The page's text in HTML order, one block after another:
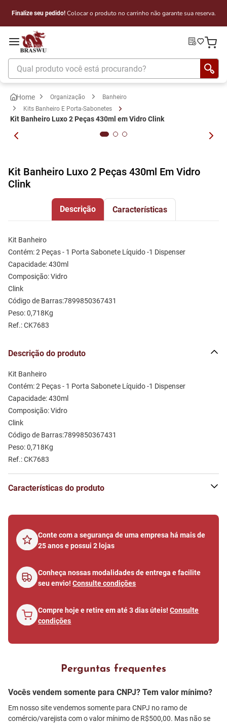
Finalize seu pedido!Colocar o produto no carrinho não garante sua reserva.
Qual produto você está procurando?
Organização
Banheiro
Kits Banheiro E Porta-Sabonetes
Kit Banheiro Luxo 2 Peças 430ml em Vidro Clink
Kit Banheiro Luxo 2 Peças 430ml Em Vidro
Clink
Descrição Características
Kit Banheiro
Contém: 2 Peças - 1 Porta Sabonete Líquido -1 Dispenser
Capacidade: 430ml
Composição: Vidro
Clink
Código de Barras:7899850367431
Peso: 0,718Kg
Ref.: CK7683
Descrição do produto
Kit Banheiro
Contém: 2 Peças - 1 Porta Sabonete Líquido -1 Dispenser
Capacidade: 430ml
Composição: Vidro
Clink
Código de Barras:7899850367431
Peso: 0,718Kg
Ref.: CK7683
Características do produto
Conte com a segurança de uma empresa há mais de
25 anos e possui 2 lojas
Conheça nossas modalidades de entrega e facilite
seu envio!Consulte condições
Compre hoje e retire em até 3 dias úteis!Consulte
condições
Perguntas frequentes
Vocês vendem somente para CNPJ? Tem valor mínimo?
Em nosso site vendemos somente para CNPJ no ramo de
comércio/varejista com o valor mínimo de R$500,00. Mas não se